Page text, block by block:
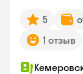
5
1 отзыв